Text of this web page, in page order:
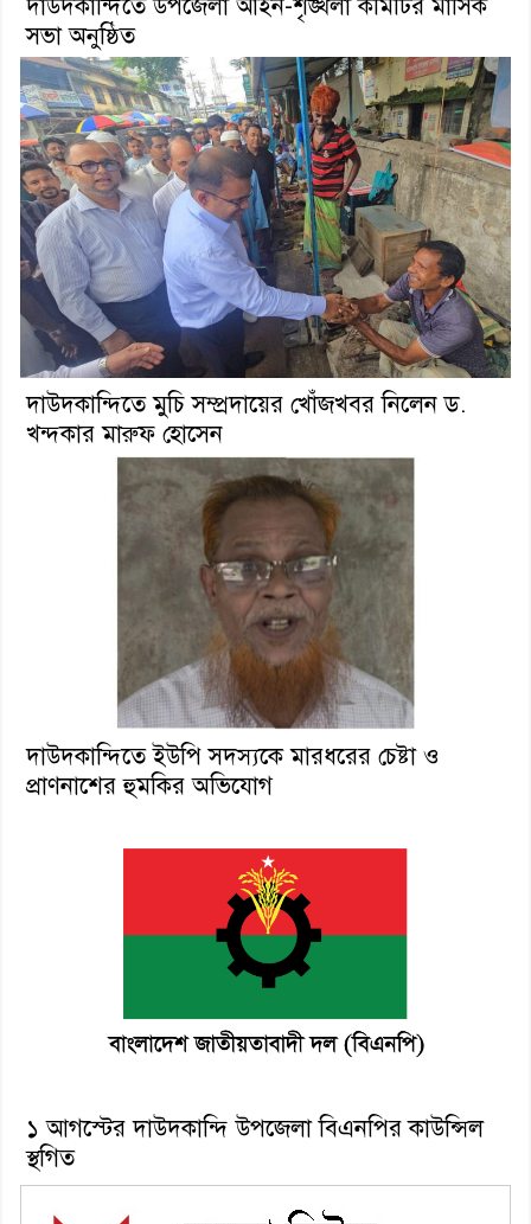
দাউদকান্দিতে উপজেলা আইন-শৃঙ্খলা কমিটির মাসিক
সভা অনুষ্ঠিত
দাউদকান্দিতে মুচি সম্প্রদায়ের খোঁজখবর নিলেন ড.
খন্দকার মারুফ হোসেন
দাউদকান্দিতে ইউপি সদস্যকে মারধরের চেষ্টা ও
প্রাণনাশের হুমকির অভিযোগ
১ আগস্টের দাউদকান্দি উপজেলা বিএনপির কাউন্সিল
স্থগিত